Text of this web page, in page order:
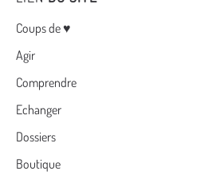
Menu
Coups de ♥
Agir
Comprendre
Echanger
Dossiers
Boutique